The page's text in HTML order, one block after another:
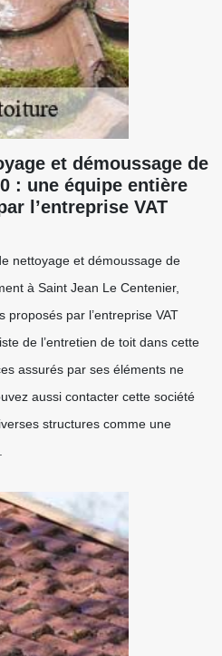
et démoussage de
: une équipe entière
l’entreprise VAT
nettoyage et démoussage de
à Saint Jean Le Centenier,
par l’entreprise VAT
de l’entretien de toit dans cette
assurés par ses éléments ne
aussi contacter cette société
structures comme une